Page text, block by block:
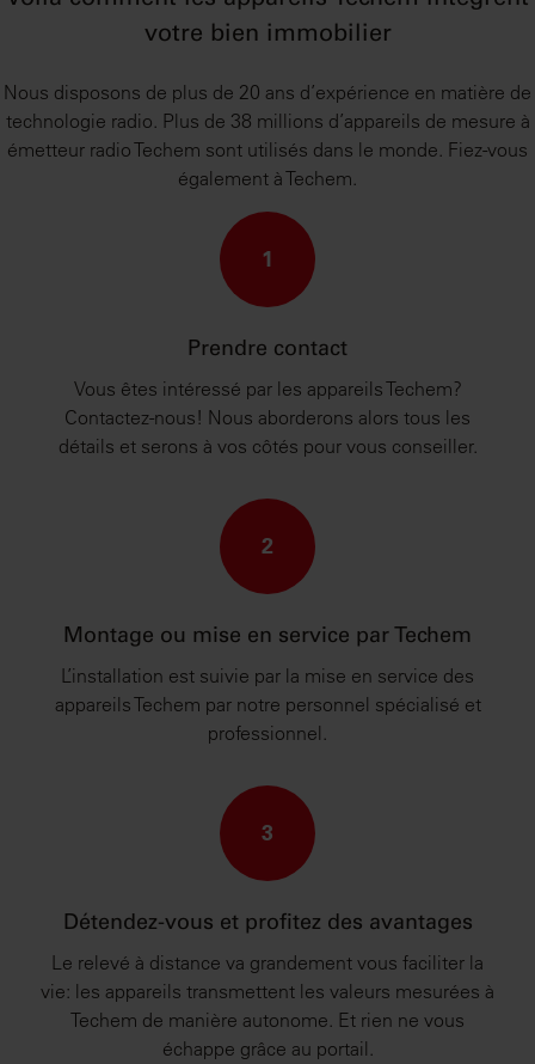
votre bien immobilier
Nous disposons de plus de 20 ans d’expérience en matière de
technologie radio. Plus de 38 millions d’appareils de mesure à
émetteur radio Techem sont utilisés dans le monde. Fiez-vous
également à Techem.
1
Prendre contact
Vous êtes intéressé par les appareils Techem?
Contactez-nous! Nous aborderons alors tous les
détails et serons à vos côtés pour vous conseiller.
2
Montage ou mise en service par Techem
L’installation est suivie par la mise en service des
appareils Techem par notre personnel spécialisé et
professionnel.
3
Détendez-vous et profitez des avantages
Le relevé à distance va grandement vous faciliter la
vie: les appareils transmettent les valeurs mesurées à
Techem de manière autonome. Et rien ne vous
échappe grâce au portail.